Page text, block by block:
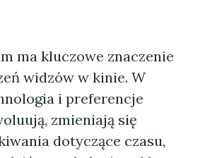
ma kluczowe znaczenie
widzów w kinie. W
i preferencje
zmieniają się
dotyczące czasu,